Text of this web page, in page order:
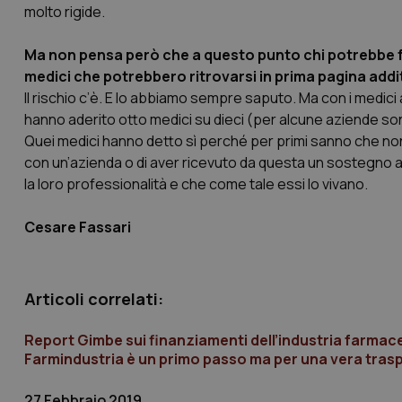
molto rigide.
Ma non pensa però che a questo punto chi
medici che potrebbero ritrovarsi in prima pagina
Il rischio c’è. E lo abbiamo sempre saputo. Ma con i
hanno aderito otto medici su dieci (per alcune aziende
Quei medici hanno detto sì perché per primi sanno che
con un’azienda o di aver ricevuto da questa un
la loro professionalità e che come tale essi lo vivano.
Cesare Fassari
Articoli correlati:
Report Gimbe sui finanziamenti dell’industria
Farmindustria è un primo passo ma per una vera
PHPSESSID
_ga_KM60CM4NPH
__Secure-YNID